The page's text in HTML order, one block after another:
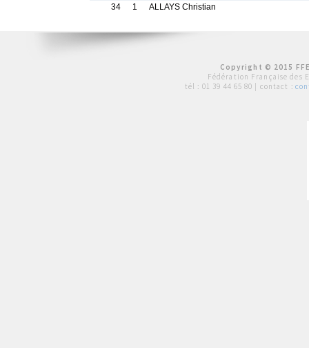
34
1 ALLAYS Christian
Copyright © 2015
Fédération Française des
tél : 01 39 44 65 80 | contact :